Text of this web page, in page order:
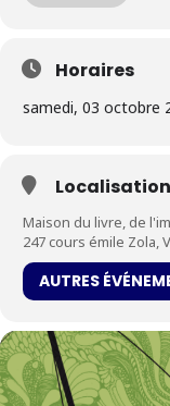
Horaires
samedi, 03 octobre
Localisation
Maison du livre, de
247 cours émile Zola,
AUTRES